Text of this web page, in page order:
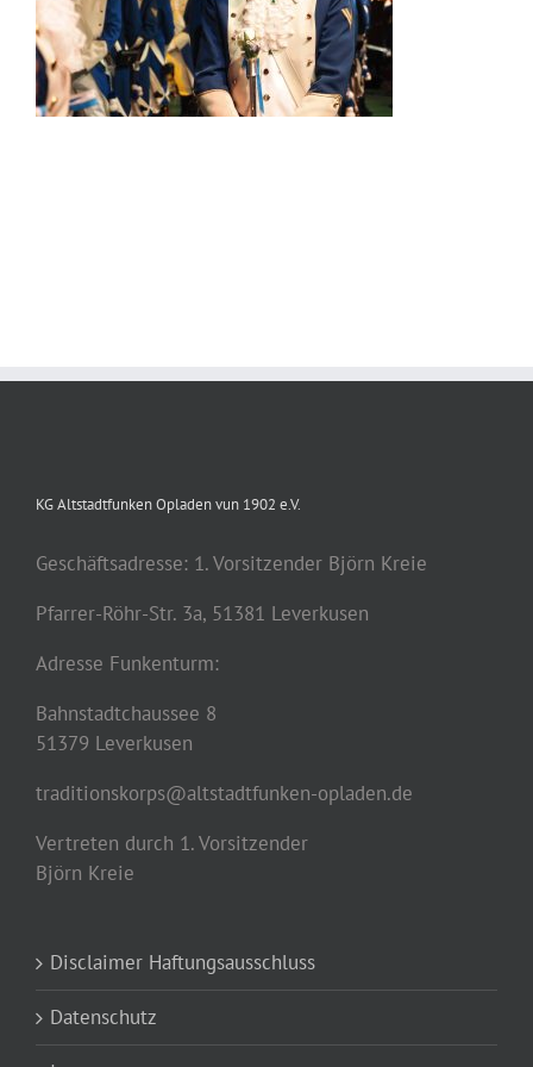
KG Altstadtfunken Opladen vun 1902 e.V.
Geschäftsadresse: 1. Vorsitzender Björn Kreie
Pfarrer-Röhr-Str. 3a, 51381 Leverkusen
Adresse Funkenturm:
Bahnstadtchaussee 8
51379 Leverkusen
traditionskorps@altstadtfunken-opladen.de
Vertreten durch 1. Vorsitzender
Björn Kreie
Disclaimer Haftungsausschluss
Datenschutz